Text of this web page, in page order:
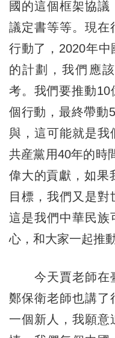
國的這個框架協議
議定書等等。現在
行動了，2020年
的計劃，我們應
考。我們要推動10
個行動，最終帶動
與，這可能就是我
共産黨用40年的時
偉大的貢獻，如果
目標，我們又是對
這是我們中華民族
心，和大家一起推動
今天賈老師在
鄭保衛老師也講了
一個新人，我願意